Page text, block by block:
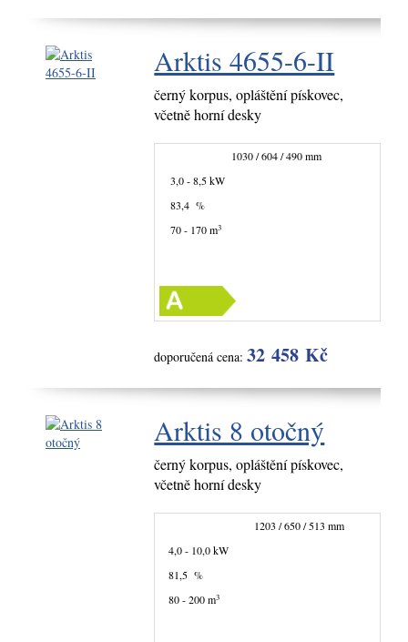
Arktis 4655-6-II
černý korpus, opláštění pískovec,
včetně horní desky
1030 / 604 / 490 mm
3,0 - 8,5 kW
83,4 %
70 - 170 m3
doporučená cena:32 458 Kč
Arktis 8 otočný
černý korpus, opláštění pískovec,
včetně horní desky
1203 / 650 / 513 mm
4,0 - 10,0 kW
81,5 %
80 - 200 m3